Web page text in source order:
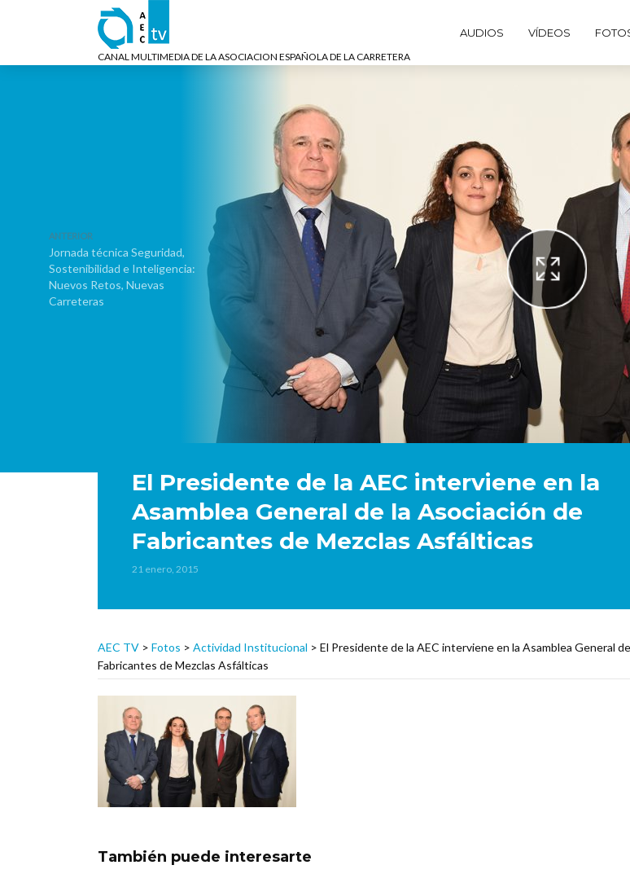
CANAL MULTIMEDIA DE LA ASOCIACION ESPAÑOLA DE LA CARRETERA
AUDIOS VÍDEOS
ANTERIOR
Jornada técnica Seguridad,
Sostenibilidad e Inteligencia:
Nuevos Retos, Nuevas
Carreteras
El Presidente de la AEC interviene en la
Asamblea General de la Asociación de
Fabricantes de Mezclas Asfálticas
21 enero, 2015
AEC TV > Fotos > Actividad Institucional > El Presidente de la AEC interviene en la Asamblea General
Fabricantes de Mezclas Asfálticas
También puede interesarte